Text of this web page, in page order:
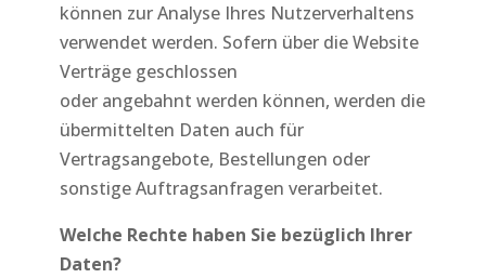
können zur Analyse Ihres Nutzerverhaltens
verwendet werden. Sofern über die Website
Verträge geschlossen
oder angebahnt werden können, werden die
übermittelten Daten auch für
Vertragsangebote, Bestellungen oder
sonstige Auftragsanfragen verarbeitet.
Welche Rechte haben Sie bezüglich Ihrer
Daten?